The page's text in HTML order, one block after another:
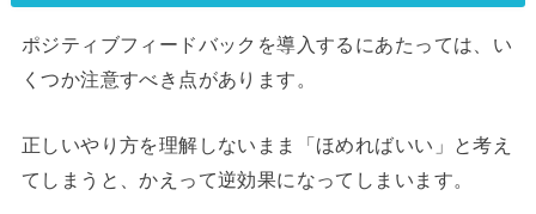
ポジティブフィードバックを導入するにあたっては、い
くつか注意すべき点があります。
正しいやり方を理解しないまま「ほめればいい」と考え
てしまうと、かえって逆効果になってしまいます。